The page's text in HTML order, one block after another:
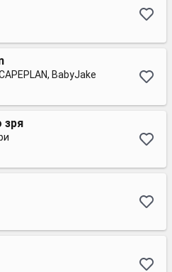
BabyJake
зря